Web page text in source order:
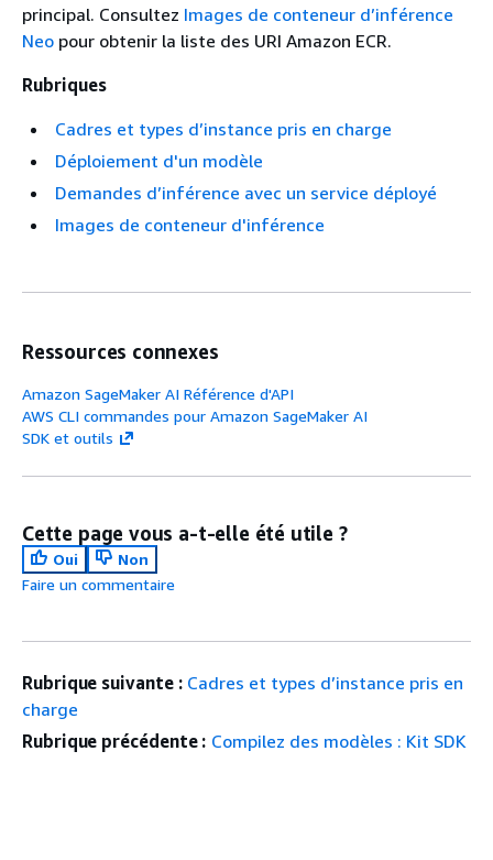
principal. Consultez Images de conteneur d’inférence
Neo pour obtenir la liste des URI Amazon ECR.
Rubriques
Cadres et types d’instance pris en charge
Déploiement d'un modèle
Demandes d’inférence avec un service déployé
Images de conteneur d'inférence
Ressources connexes
Amazon SageMaker AI Référence d'API
AWS CLI commandes pour Amazon SageMaker AI
SDK et outils
Cette page vous a-t-elle été utile ?
Oui
Non
Faire un commentaire
Rubrique suivante : Cadres et types d’instance pris en
charge
Rubrique précédente : Compilez des modèles : Kit SDK